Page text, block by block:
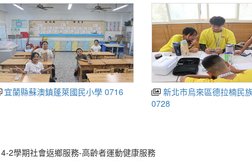
宜蘭縣蘇澳鎮蓬萊國民小學 0716
新北市烏來區德拉楠民
0728
2學期社會返鄉服務-高齡者運動健康服務